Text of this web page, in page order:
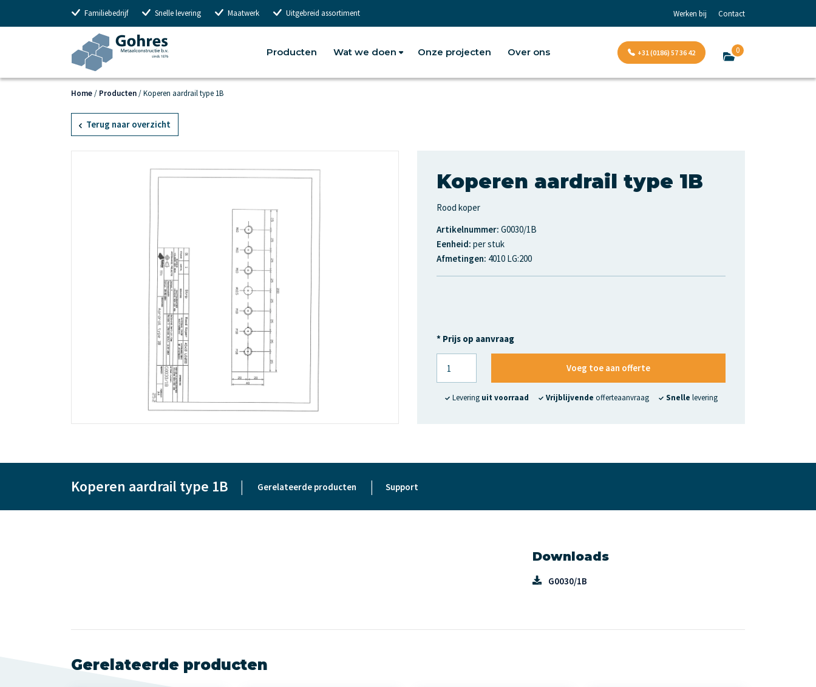
Familiebedrijf Snelle levering Maatwerk Uitgebreid assortiment Werken bij Contact
Producten Wat we doen Onze projecten Over ons +31 (0186) 57 36 42 0
Home/ Producten/Koperen aardrail type 1B
Terug naar overzicht
Koperen aardrail type 1B
Rood koper
Artikelnummer: G0030/1B
Eenheid: per stuk
Afmetingen: 4010 LG:200
* Prijs op aanvraag
Voeg toe aan offerte
Levering uit voorraad Vrijblijvende offerteaanvraag Snelle levering
Koperen aardrail type 1B | Gerelateerde producten | Support
Downloads
G0030/1B
Gerelateerde producten